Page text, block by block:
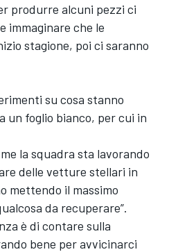
produrre alcuni pezzi ci
immaginare che le
stagione, poi ci saranno
su cosa stanno
un foglio bianco, per cui in
la squadra sta lavorando
delle vetture stellari in
mettendo il massimo
da recuperare”.
è di contare sulla
bene per avvicinarci